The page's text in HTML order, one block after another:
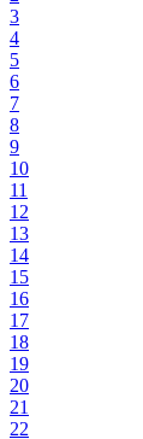
3
4
5
6
7
8
9
10
11
12
13
14
15
16
17
18
19
20
21
22